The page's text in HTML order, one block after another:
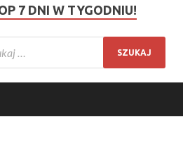
7 DNI W TYGODNIU!